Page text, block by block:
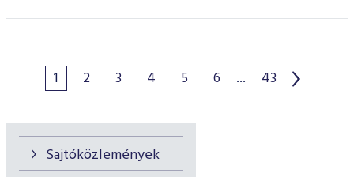
Sajtóközlemények
1 2 3 4 5 6 ... 43